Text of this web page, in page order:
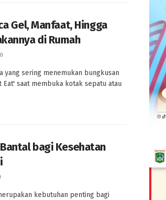
Gel, Manfaat, Hingga
di Rumah
0
yang sering menemukan bungkusan
saat membuka kotak sepatu atau
bagi Kesehatan
kebutuhan penting bagi